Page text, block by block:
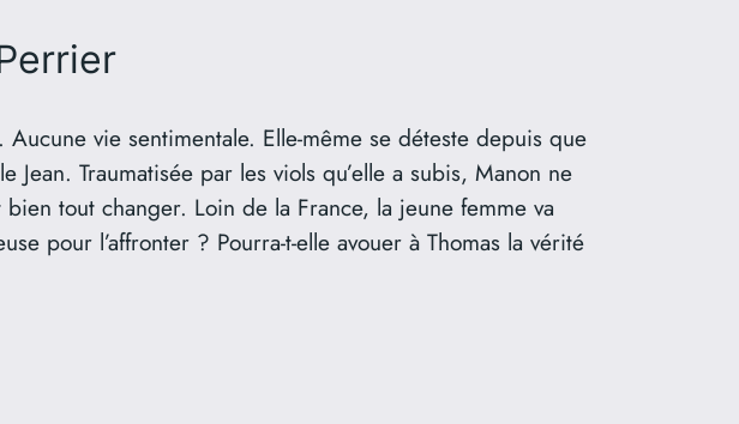
vie sentimentale. Elle-même se déteste depuis que
Traumatisée par les viols qu’elle a subis, Manon ne
tout changer. Loin de la France, la jeune femme va
pour l’affronter ? Pourra-t-elle avouer à Thomas la vérité